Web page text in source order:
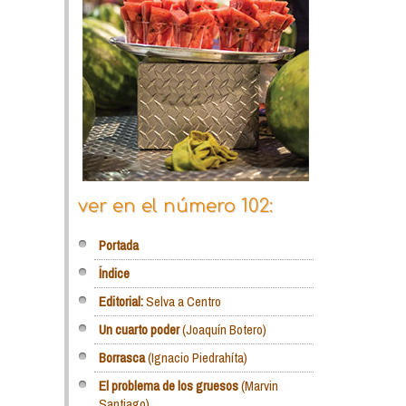
ver en el número 102:
Portada
Índice
Editorial:Selva a Centro
Un cuarto poder(Joaquín Botero)
Borrasca(Ignacio Piedrahíta)
El problema de los gruesos(Marvin